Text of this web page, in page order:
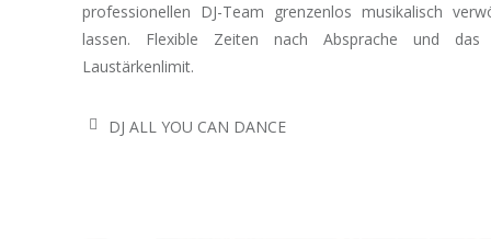
professionellen DJ-Team grenzenlos musikalisch
lassen. Flexible Zeiten nach Absprache und das
Laustärkenlimit.
DJ ALL YOU CAN DANCE